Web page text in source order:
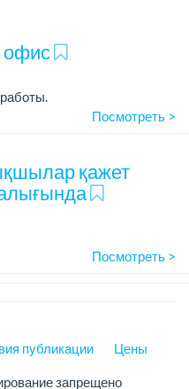
Посмотреть >
қажет
Посмотреть >
публикации Цены
запрещено